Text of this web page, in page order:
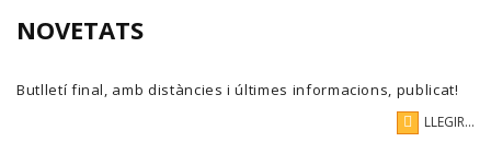
NOVETATS
Butlletí final, amb distàncies i últimes informacions, publicat!
LLEGIR...